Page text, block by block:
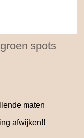
spots
maten
afwijken!!